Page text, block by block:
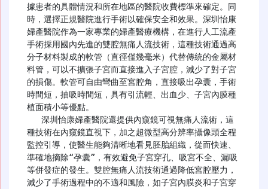
據患者的具體情況和所在地區的醫院收費標準來確定。同
時，選擇正規醫院進行手術以確保安全和效果。深圳怡康
婦產醫院作為一家專業的婦產醫療機構，在進行人工流產
手術採用國內先進的雙腔無痛人流技術，這種技術通過高
分子材料製成的軟管（直徑僅幾毫米）代替傳統的金屬材
料管，可以不擴張子宮而直接進入子宮腔，減少了對子宮
的損傷。軟管可自由彎曲至宮腔角，直接吸出孕囊，手術
時間短，抽吸時間短，具有引流輕、出血少、子宮內膜種
植面積小等優點。
種技術在內窺鏡直視下，加之超微型高分辨率攝像頭全程
監控引導，使醫生能夠清晰地看見胚胎組織，從而快速、
準確地摘除“孕囊”，有效避免子宮穿孔、吸宮不全、漏吸
等併發症的發生。雙腔無痛人流技術通過降低宮腔壓力，
減少了手術過程中的不適和風險，如子宮內膜炎和子宮穿